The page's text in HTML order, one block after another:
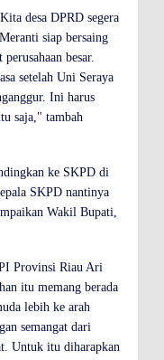
desa DPRD segera
siap bersaing
besar.
setelah Uni Seraya
Ini harus
saja," tambah
ke SKPD di
SKPD nantinya
Wakil Bupati,
Provinsi Riau Ari
itu memang berada
lebih ke arah
semangat dari
Untuk itu diharapkan